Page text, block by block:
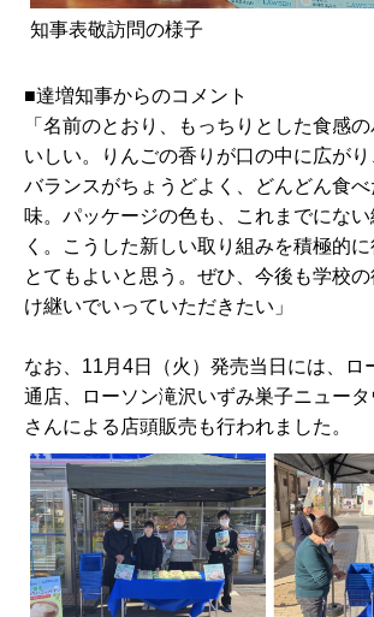
知事表敬訪問の様子
■達増知事からのコメント
「名前のとおり、もっちりとした食感
いしい。りんごの香りが口の中に広が
バランスがちょうどよく、どんどん食
味。パッケージの色も、これまでにない
く。こうした新しい取り組みを積極的
とてもよいと思う。ぜひ、今後も学校
け継いでいっていただきたい」
なお、11月4日（火）発売当日には、ロ
通店、ローソン滝沢いずみ巣子ニュー
さんによる店頭販売も行われました。